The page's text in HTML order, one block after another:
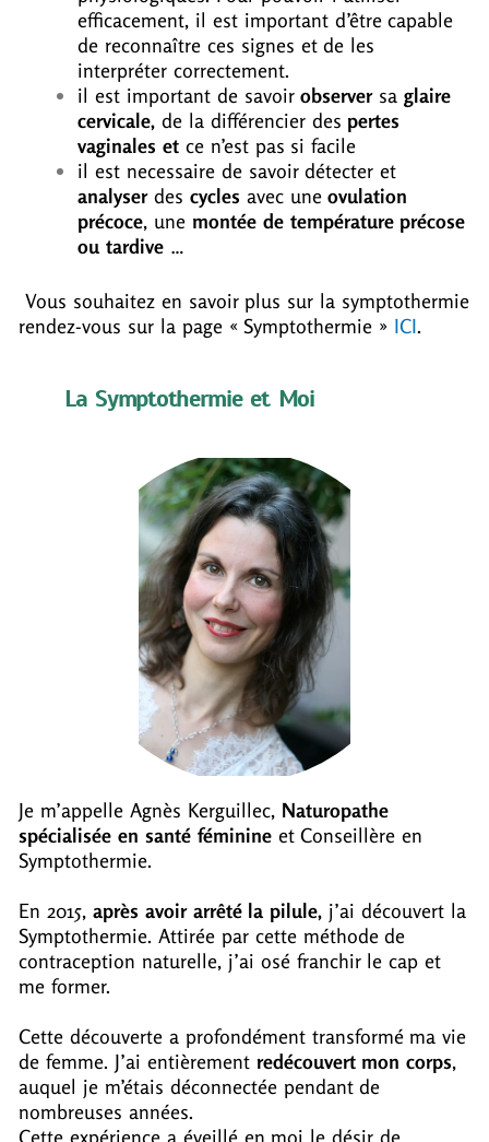
efficacement, il est important d’être capable
de reconnaître ces signes et de les
interpréter correctement.
il est important de savoirobserversa glaire
cervicale,de la différencier despertes
vaginales et ce n’est pas si facile
il est necessaire de savoir détecter et
analyserdes cycles avec uneovulation
précoce, une montée de température précose
ou tardive …
Vous souhaitez en savoir plus sur la symptothermie
rendez-vous sur la page « Symptothermie » ICI.
La Symptothermie et Moi
Je m’appelle Agnès Kerguillec, Naturopathe
spécialisée en santé féminineet Conseillère en
Symptothermie.
En 2015, après avoir arrêté la pilule, j’ai découvert la
Symptothermie. Attirée par cette méthode de
contraception naturelle, j’ai osé franchir le cap et
me former.
Cette découverte a profondément transformé ma vie
de femme. J’ai entièrement redécouvert mon corps,
auquel je m’étais déconnectée pendant de
nombreuses années.
Cette expérience a éveillé en moi le désir de